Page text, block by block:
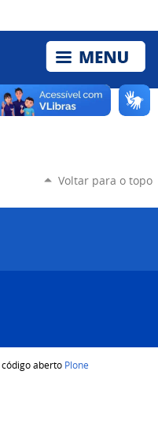
Voltar para o topo
código aberto Plone